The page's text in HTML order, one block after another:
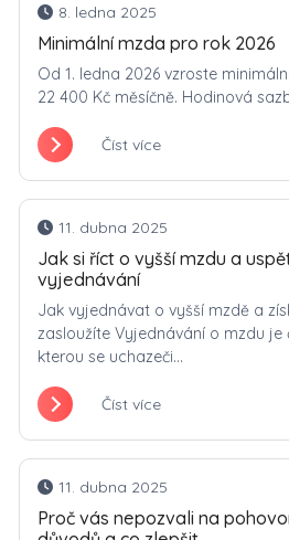
8. ledna 2025
Minimální mzda pro rok 2026
Od 1. ledna 2026 vzroste
22 400 Kč měsíčně. Hodinová
Číst více
11. dubna 2025
Jak si říct o vyšší mzdu a
vyjednávání
Jak vyjednávat o vyšší mzdě a
zasloužíte Vyjednávání o mzdu je
kterou se uchazeči...
Číst více
11. dubna 2025
Proč vás nepozvali na